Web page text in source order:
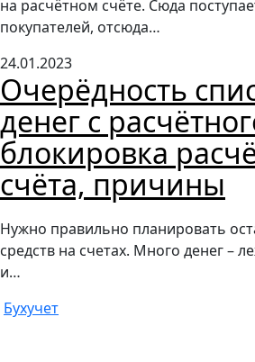
на расчётном счёте. Сюда
покупателей, отсюда…
24.01.2023
Очерёдность
денег с
блокировка
счёта, причины
Нужно правильно планировать
средств на счетах. Много денег –
и…
Бухучет